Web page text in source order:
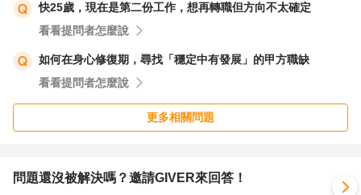
快25歲，現在是第二份工作，想再轉職但方向不太確定
看看提問者怎麼說
如何在身心修復期，尋找「穩定中有發展」的甲方職缺
看看提問者怎麼說
更多相關問題
問題還沒被解決嗎？邀請GIVER來回答！